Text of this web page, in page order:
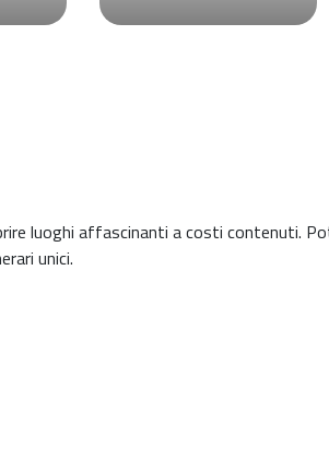
luoghi affascinanti a costi contenuti.
unici.